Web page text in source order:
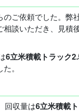
ご依頼でした。弊
談いただき、見積
6立米積載トラック
。
回収量は6立米積載